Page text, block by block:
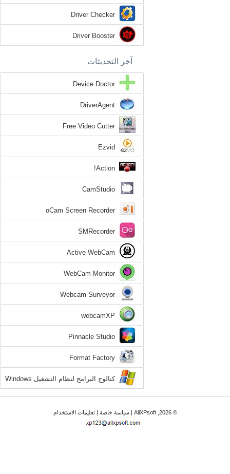
Driver Checker
Driver Booster
آخر التحديثات
Device Doctor
DriverAgent
Free Video Cutter
Ezvid
Action!
CamStudio
oCam Screen Recorder
SMRecorder
Active WebCam
WebCam Monitor
Webcam Surveyor
webcamXP
Pinnacle Studio
Format Factory
كتالوج البرامج لنظام التشغيل Windows
XP
© 2026, AllXPsoft | سياسة خاصة|تعليمات الاستخدام